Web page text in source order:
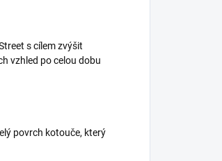
s cílem zvýšit
vzhled po celou dobu
povrch kotouče, který